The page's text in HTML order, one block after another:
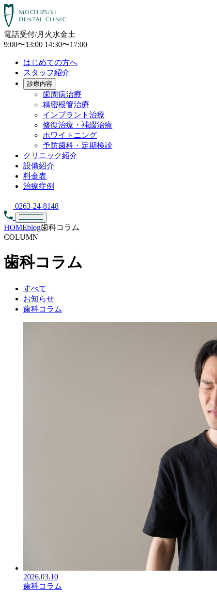
電話受付/月火水金土
9:00〜13:00 14:30〜17:00
はじめての方へ
スタッフ紹介
診療内容
歯周病治療
精密根管治療
インプラント治療
修復治療・補綴治療
ホワイトニング
予防歯科・定期検診
クリニック紹介
設備紹介
料金表
治療症例
0263-24-8148
HOMEblog歯科コラム
COLUMN
歯科コラム
すべて
お知らせ
歯科コラム
2026.03.10
歯科コラム